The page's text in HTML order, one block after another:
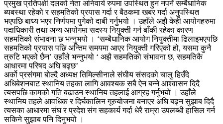
प्रमुख प्रतिपक्षी दलको नेता अनिवार्य रुपमा उपस्थित हुन नपर्ने सम्बैधानिक
ब्यबस्था रहेको र सहमतिको प्रयास गर्दा र बैठकमा खबर गर्दा अनुपस्थित
भएपछि बाध्य भएर निर्णयमा पुगेको दाबी गर्नुभयो । उहाँले अझै केही आयोगहरुमा
पदाधिकारी तथा अन्य आयोगमा सदस्य नियुक्ती गर्न बाँकी रहेका कारण
सहमतिको संभावना छ भन्नुभयो । ‘सम्बैधानिक आयोग नियुक्तीमा ढिलाइभएपछि
सहमतिको प्रयास पछि अन्तिम समयमा आएर नियुक्ती गरिएको हो, यसमा कुनै
त्रुटि भएको छैन’ उहाँले भन्नुभयो ‘ अझै सहमतिको संभावना छ, सहमतिकै
आधारमा परिषद अघि बढ्छ’
अर्को प्रसंगमा बोल्दै अध्यक्ष तिमिल्सीनाले संघीय संसदको चालु हिउँदे
अधिबेशनबाट स्थानिय तहका लागि आवश्यक सबै ऐन बन्ने आश्वासन दिदै
त्यसपछि कामको गति बढाउन स्थानिय तहलाई आग्रह गर्नुभयो । उहाँले
स्थानिय तहले आवधिक र दिर्घकालिन गूरुयोजना बनाएर अघि बढ्न सुझाब दिदै
त्यसका आधारमा संघ र प्रदेश संग सहकार्य गर्दा धेरै राम्रा उपलब्धी हासिल गर्न
सकिने सुझाब पनि दिनुभयो ।